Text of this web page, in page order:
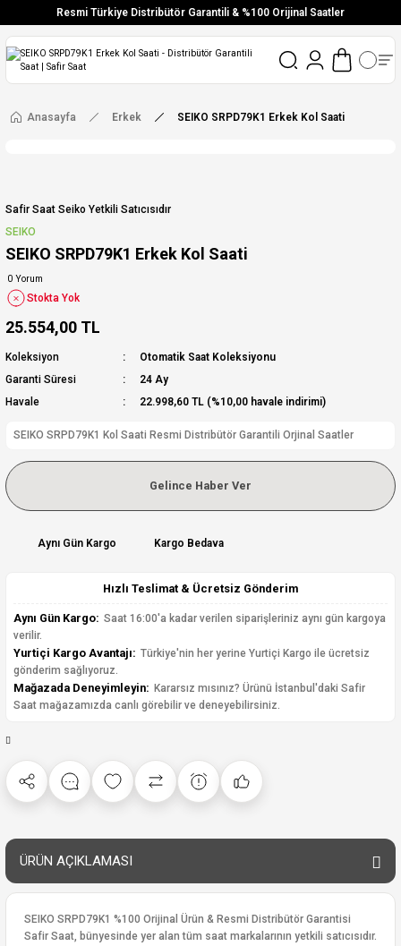
Resmi Türkiye Distribütör Garantili & %100 Orijinal Saatler
Vade Farksız 6 Taksit
Ücretsiz Kargo
Anasayfa Erkek SEIKO SRPD79K1 Erkek Kol Saati
Safir Saat Seiko Yetkili Satıcısıdır
SEIKO
SEIKO SRPD79K1 Erkek Kol Saati
0 Yorum
Stokta Yok
25.554,00 TL
Koleksiyon
Otomatik Saat Koleksiyonu
Garanti Süresi
24 Ay
Havale
22.998,60 TL (%10,00 havale indirimi)
SEIKO SRPD79K1 Kol Saati Resmi Distribütör Garantili Orjinal Saatler
Gelince Haber Ver
Aynı Gün Kargo Kargo Bedava
Hızlı Teslimat & Ücretsiz Gönderim
Aynı Gün Kargo: Saat 16:00'a kadar verilen siparişleriniz aynı gün kargoya
verilir.
Yurtiçi Kargo Avantajı: Türkiye'nin her yerine Yurtiçi Kargo ile ücretsiz
gönderim sağlıyoruz.
Mağazada Deneyimleyin: Kararsız mısınız? Ürünü İstanbul'daki Safir
Saat mağazamızda canlı görebilir ve deneyebilirsiniz.
ÜRÜN AÇIKLAMASI
SEIKO SRPD79K1 %100 Orijinal Ürün & Resmi Distribütör Garantisi
Safir Saat, bünyesinde yer alan tüm saat markalarının yetkili satıcısıdır.